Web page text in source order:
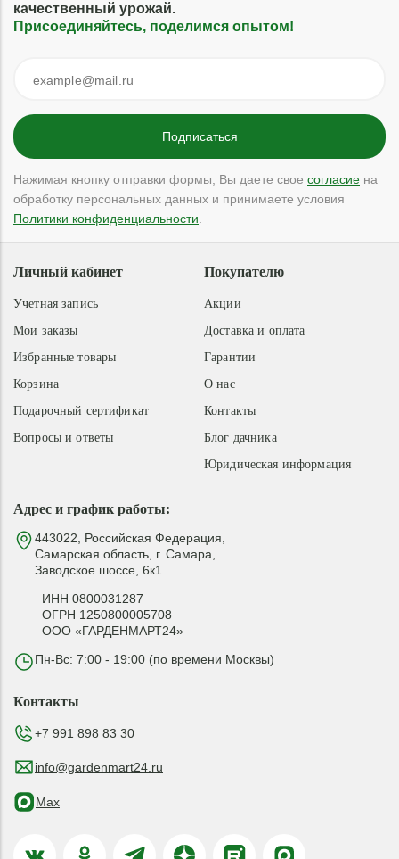
качественный урожай.
Присоединяйтесь, поделимся опытом!
Нажимая кнопку отправки формы, Вы даете свое согласие на
обработку персональных данных и принимаете условия
Политики конфиденциальности
Адрес и график работы:
443022, Российская Федерация,
Самарская область, г. Самара,
Заводское шоссе, 6к1
ИНН 0800031287
ОГРН 1250800005708
ООО «ГАРДЕНМАРТ24»
Пн-Вс: 7:00 - 19:00 (по времени Москвы)
Покупателю
Акции
Доставка и оплата
Гарантии
О нас
Контакты
Блог дачника
Юридическая информация
Личный кабинет
Учетная запись
Мои заказы
Избранные товары
Корзина
Подарочный сертификат
Вопросы и ответы
Контакты
+7 991 898 83 30
info@gardenmart24.ru
Max